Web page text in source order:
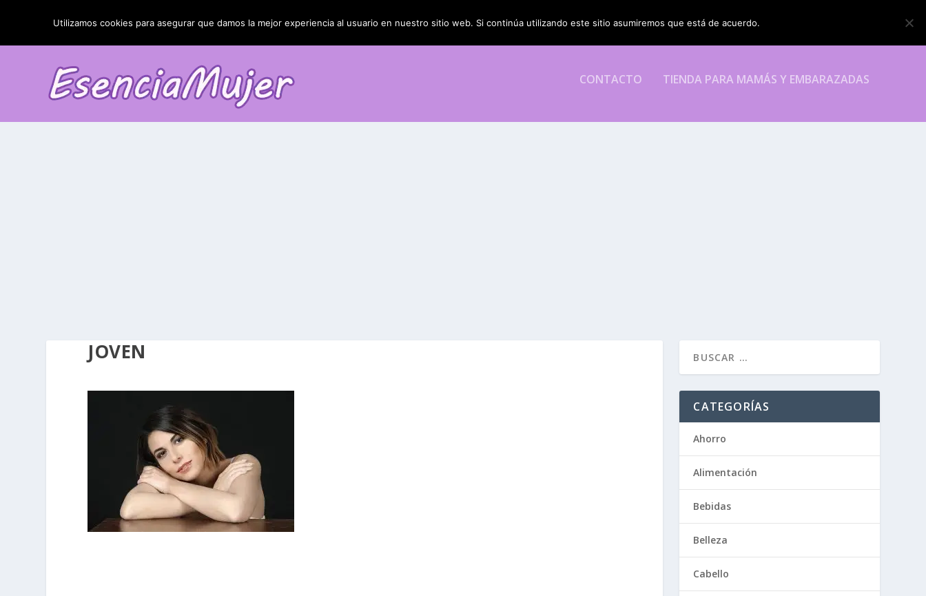
TENDENCIAS: La blefaroplastia y sus resultados
CONTACTO TIENDA PARA MAMÁS Y EMBARAZADAS
JOVEN
CATEGORÍAS
Ahorro
Alimentación
Bebidas
Belleza
Cabello
Utilizamos cookies para asegurar que damos la mejor experiencia al usuario en nuestro sitio web. Si continúa utilizando este sitio asumiremos que está de acuerdo.